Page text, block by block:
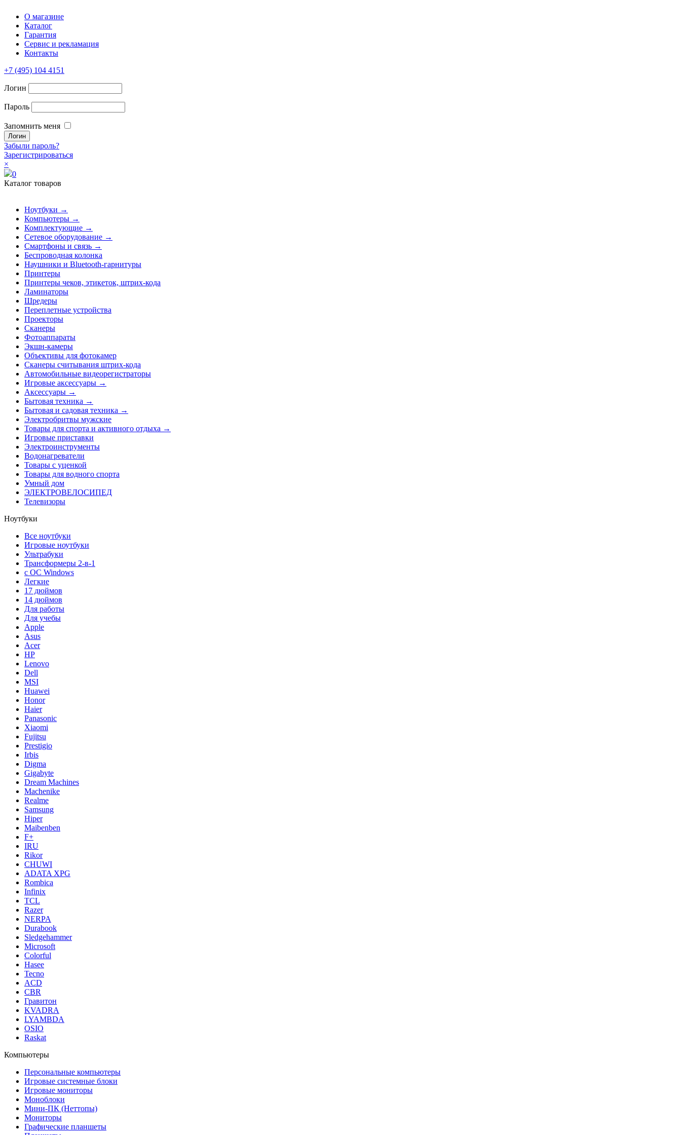
О магазине
Каталог
Гарантия
Сервис и рекламация
Контакты
+7 (495) 104 4151
Логин
Пароль
Запомнить меня
Забыли пароль?
Зарегистрироваться
×
0
Каталог товаров
Ноутбуки →
Компьютеры →
Комплектующие →
Сетевое оборудование →
Смартфоны и связь →
Беспроводная колонка
Наушники и Bluetooth-гарнитуры
Принтеры
Принтеры чеков, этикеток, штрих-кода
Ламинаторы
Шредеры
Переплетные устройства
Проекторы
Сканеры
Фотоаппараты
Экшн-камеры
Объективы для фотокамер
Сканеры считывания штрих-кода
Автомобильные видеорегистраторы
Игровые аксессуары →
Аксессуары →
Бытовая техника →
Бытовая и садовая техника →
Электробритвы мужские
Товары для спорта и активного отдыха →
Игровые приставки
Электроинструменты
Водонагреватели
Товары с уценкой
Товары для водного спорта
Умный дом
ЭЛЕКТРОВЕЛОСИПЕД
Телевизоры
Ноутбуки
Все ноутбуки
Игровые ноутбуки
Ультрабуки
Трансформеры 2-в-1
с ОС Windows
Легкие
17 дюймов
14 дюймов
Для работы
Для учебы
Apple
Asus
Acer
HP
Lenovo
Dell
MSI
Huawei
Honor
Haier
Panasonic
Xiaomi
Fujitsu
Prestigio
Irbis
Digma
Gigabyte
Dream Machines
Machenike
Realme
Samsung
Hiper
Maibenben
F+
IRU
Rikor
CHUWI
ADATA XPG
Rombica
Infinix
TCL
Razer
NERPA
Durabook
Sledgehammer
Microsoft
Colorful
Hasee
Tecno
ACD
CBR
Гравитон
KVADRA
LYAMBDA
OSIO
Raskat
Компьютеры
Персональные компьютеры
Игровые системные блоки
Игровые мониторы
Моноблоки
Мини-ПК (Неттопы)
Мониторы
Графические планшеты